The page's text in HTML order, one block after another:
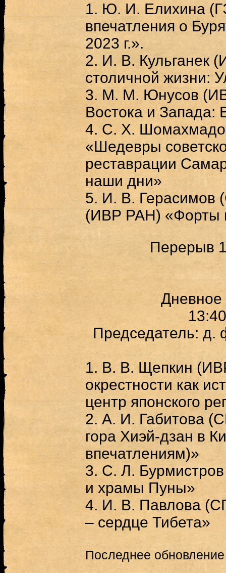
1. Ю. И. Елихина
впечатления о
2023 г.».
2. И. В. Кульганек
столичной жизни:
3. М. М. Юнусов
Востока и Запада:
4. С. Х.
«Шедевры
реставрации
наши дни»
5. И. В. Герасимов
(ИВР РАН) «Форты
Перерыв
Дневное
Председатель: д.
1. В. В. Щепкин
окрестности как
центр японского
2. А. И. Габитова
гора Хиэй-дзан в
впечатлениям)»
3. С. Л.
и храмы Пуны»
4. И. В. Павлова
– сердце Тибета»
Последнее